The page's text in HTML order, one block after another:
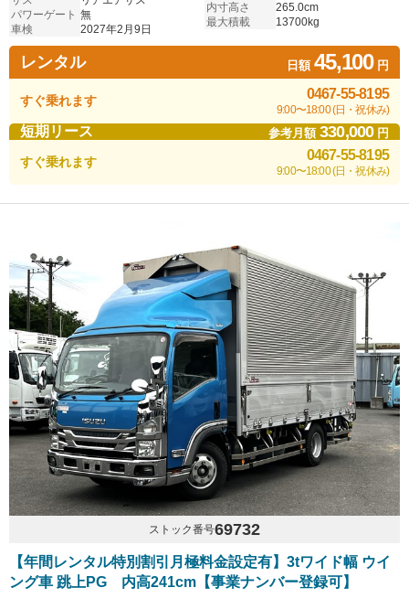
パワーゲート 無
車検
2027年2月9日
内寸高さ
265.0cm
最大積載
13700kg
レンタル 日額45,100円
すぐ乗れます 0467-55-8195
9:00〜18:00 (日・祝休み)
短期リース 参考月額330,000円
すぐ乗れます 0467-55-8195
9:00〜18:00 (日・祝休み)
ストック番号69732
【年間レンタル特別割引月極料金設定有】3tワイド幅 ウイ
ング車 跳上PG 内高241cm【事業ナンバー登録可】